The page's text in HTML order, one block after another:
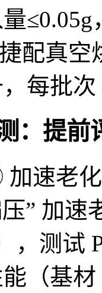
配真空
每批
：提前
速老
” 加速
，测试
（基